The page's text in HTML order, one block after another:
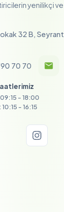
yenilikçi ve
32 B,
70 70
- 18:00
- 16:15